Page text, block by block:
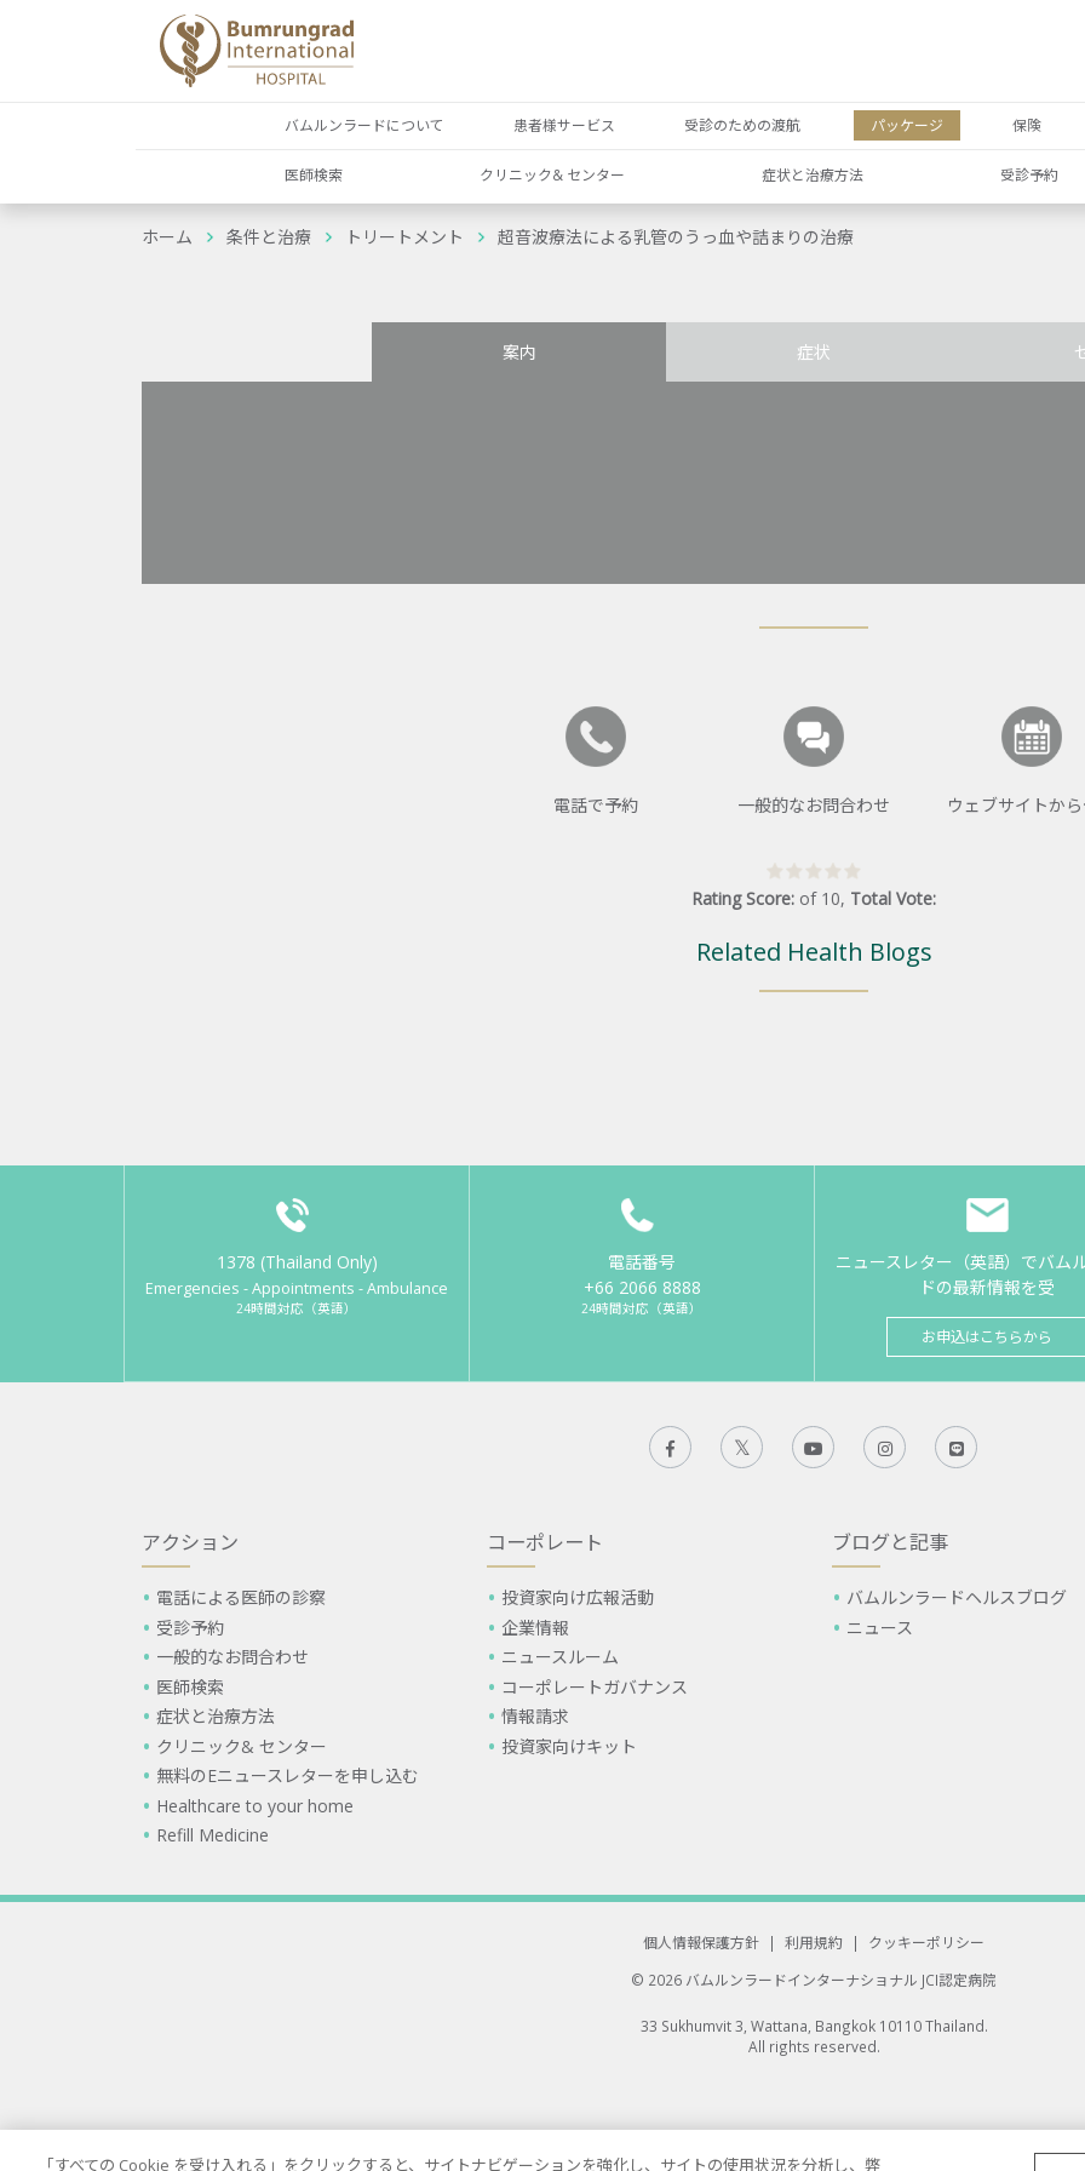
バムルンラードについて 患者様サービス 受診のための渡航 パッケージ 保険
医師検索 クリニック& センター 症状と治療方法 受診予約
ホーム 条件と治療 トリートメント 超音波療法による乳管のうっ血や詰まりの治療
案内 症状
電話で予約 一般的なお問合わせ ウェブサイトか
Rating Score: of 10, Total Vote:
Related Health Blogs
1378 (Thailand Only)
Emergencies - Appointments - Ambulance
24時間対応（英語）
電話番号
+66 2066 8888
24時間対応（英語）
ニュースレター（英語）でバム
ドの最新情報を受
お申込はこちらから
アクション
電話による医師の診察
受診予約
一般的なお問合わせ
医師検索
症状と治療方法
クリニック& センター
無料のEニュースレターを申し込む
Healthcare to your home
Refill Medicine
コーポレート
投資家向け広報活動
企業情報
ニュースルーム
コーポレートガバナンス
情報請求
投資家向けキット
ブログと記事
バムルンラードヘルスブログ
ニュース
個人情報保護方針 | 利用規約 |
クッキーポリシー
© 2026 バムルンラードインターナショナル JCI認定病院
33 Sukhumvit 3, Wattana, Bangkok 10110 Thailand.
All rights reserved.
「すべての Cookie を受け入れる」をクリックすると、サイトナビゲーションを強化し、サイトの使用状況を分析し、弊